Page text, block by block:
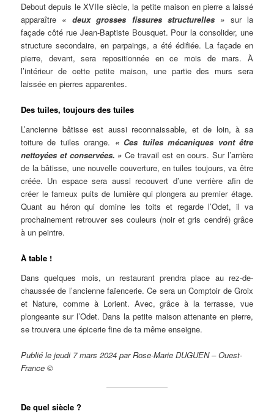
Debout depuis le XVIIe siècle, la petite maison en pierre a laissé
apparaître « deux grosses fissures structurelles » sur la
façade côté rue Jean-Baptiste Bousquet. Pour la consolider, une
structure secondaire, en parpaings, a été édifiée. La façade en
pierre, devant, sera repositionnée en ce mois de mars. À
l’intérieur de cette petite maison, une partie des murs sera
laissée en pierres apparentes.
Des tuiles, toujours des tuiles
L’ancienne bâtisse est aussi reconnaissable, et de loin, à sa
toiture de tuiles orange. « Ces tuiles mécaniques vont être
nettoyées et conservées. » Ce travail est en cours. Sur l’arrière
de la bâtisse, une nouvelle couverture, en tuiles toujours, va être
créée. Un espace sera aussi recouvert d’une verrière afin de
créer le fameux puits de lumière qui plongera au premier étage.
Quant au héron qui domine les toits et regarde l’Odet, il va
prochainement retrouver ses couleurs (noir et gris cendré) grâce
à un peintre.
À table !
Dans quelques mois, un restaurant prendra place au rez-de-
chaussée de l’ancienne faïencerie. Ce sera un Comptoir de Groix
et Nature, comme à Lorient. Avec, grâce à la terrasse, vue
plongeante sur l’Odet. Dans la petite maison attenante en pierre,
se trouvera une épicerie fine de ta même enseigne.
Publié le jeudi 7 mars 2024 par Rose-Marie DUGUEN – Ouest-
France ©
De quel siècle ?